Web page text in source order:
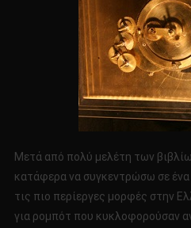
Μετά από πολύ μελέτη των
κατάφερα να συγκεντρώσω σε ένα
τις πιο περίεργες μορφές στην
για ρομπότ που κυκλοφορούσαν